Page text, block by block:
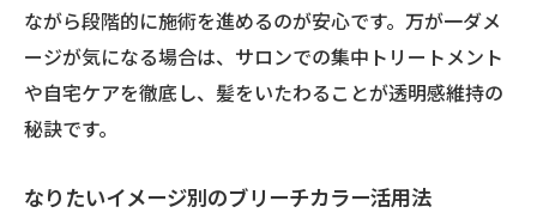
ながら段階的に施術を進めるのが安心です。万が一ダメ
ージが気になる場合は、サロンでの集中トリートメント
や自宅ケアを徹底し、髪をいたわることが透明感維持の
秘訣です。
なりたいイメージ別のブリーチカラー活用法